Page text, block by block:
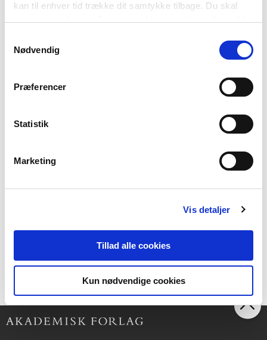
kan til enhver tid trække dit samtykke tilbage. Du skal
være opmærksom på, at vores hjemmeside muligvis ikke
tilbagetrækker et samtykke.
Nødvendig
Præferencer
Statistik
Marketing
Vis detaljer
Tillad alle cookies
Kun nødvendige cookies
Anvisning 213: Bygningers
Søren Aggerholm